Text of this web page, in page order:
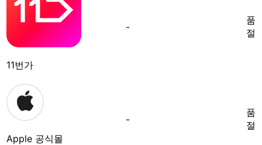
11번가
-
품
절
Apple 공식몰
-
품
절